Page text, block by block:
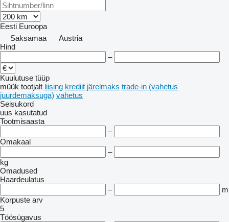
Eesti Euroopa
Saksamaa
Austria
Hind
–
Kuulutuse tüüp
müük tootjalt liising krediit järelmaks trade-in (vahetus
juurdemaksuga) vahetus
Seisukord
uus kasutatud
Tootmisaasta
–
Omakaal
–
kg
Omadused
Haardeulatus
–
m
Korpuste arv
5
Töösügavus